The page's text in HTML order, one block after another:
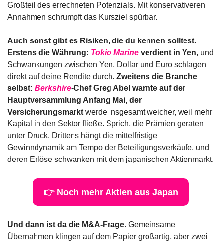
Großteil des errechneten Potenzials. Mit konservativeren
Annahmen schrumpft das Kursziel spürbar.
Auch sonst gibt es Risiken, die du kennen solltest.
Erstens die Währung: Tokio Marine verdient in Yen, und
Schwankungen zwischen Yen, Dollar und Euro schlagen
direkt auf deine Rendite durch. Zweitens die Branche
selbst: Berkshire-Chef Greg Abel warnte auf der
Hauptversammlung Anfang Mai, der
Versicherungsmarkt werde insgesamt weicher, weil mehr
Kapital in den Sektor fließe. Sprich, die Prämien geraten
unter Druck. Drittens hängt die mittelfristige
Gewinndynamik am Tempo der Beteiligungsverkäufe, und
deren Erlöse schwanken mit dem japanischen Aktienmarkt.
👉 Noch mehr Aktien aus Japan
Und dann ist da die M&A-Frage. Gemeinsame
Übernahmen klingen auf dem Papier großartig, aber zwei